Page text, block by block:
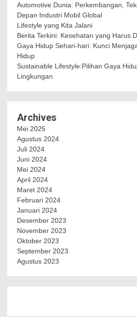
Automotive Dunia: Perkembangan,
Depan Industri Mobil Global
Lifestyle yang Kita Jalani
Berita Terkini: Kesehatan yang Harus
Gaya Hidup Sehari-hari: Kunci
Hidup
Sustainable Lifestyle:Pilihan Gaya
Lingkungan
Archives
Mei 2025
Agustus 2024
Juli 2024
Juni 2024
Mei 2024
April 2024
Maret 2024
Februari 2024
Januari 2024
Desember 2023
November 2023
Oktober 2023
September 2023
Agustus 2023